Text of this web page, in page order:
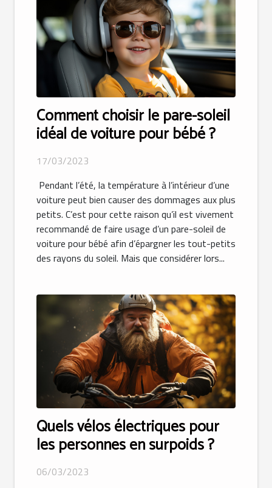
Comment choisir le pare-soleil
idéal de voiture pour bébé ?
17/03/2023
Pendant l’été, la température à l’intérieur d’une
voiture peut bien causer des dommages aux plus
petits. C’est pour cette raison qu’il est vivement
recommandé de faire usage d’un pare-soleil de
voiture pour bébé afin d’épargner les tout-petits
des rayons du soleil. Mais que considérer lors...
Quels vélos électriques pour
les personnes en surpoids ?
06/03/2023